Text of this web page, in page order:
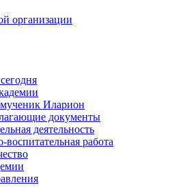
организации
Иларион
документы
деятельность
работа